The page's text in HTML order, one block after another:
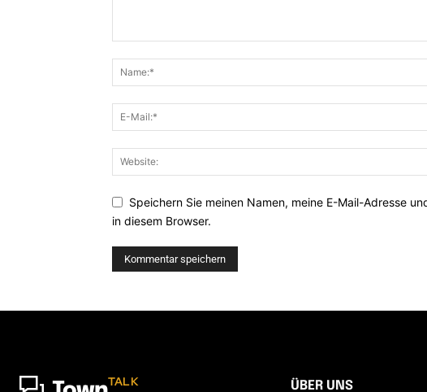
Speichern Sie meinen Namen, meine E-Mail-Adresse
in diesem Browser.
TALK ÜBER UNS